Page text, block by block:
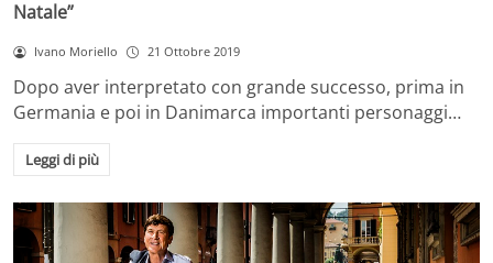
Natale”
Ivano Moriello 21 Ottobre 2019
Dopo aver interpretato con grande successo, prima in
Germania e poi in Danimarca importanti personaggi…
Leggi di più